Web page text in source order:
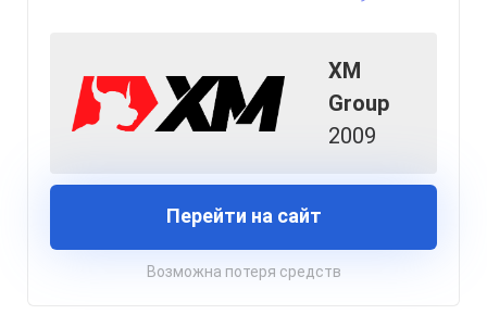
XM
Group
2009
Перейти на сайт
Возможна потеря средств